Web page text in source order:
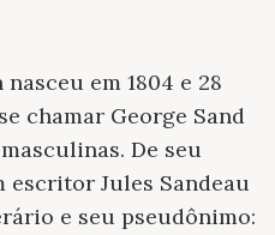
em 1804 e 28
chamar George Sand
De seu
escritor Jules Sandeau
e seu pseudônimo: